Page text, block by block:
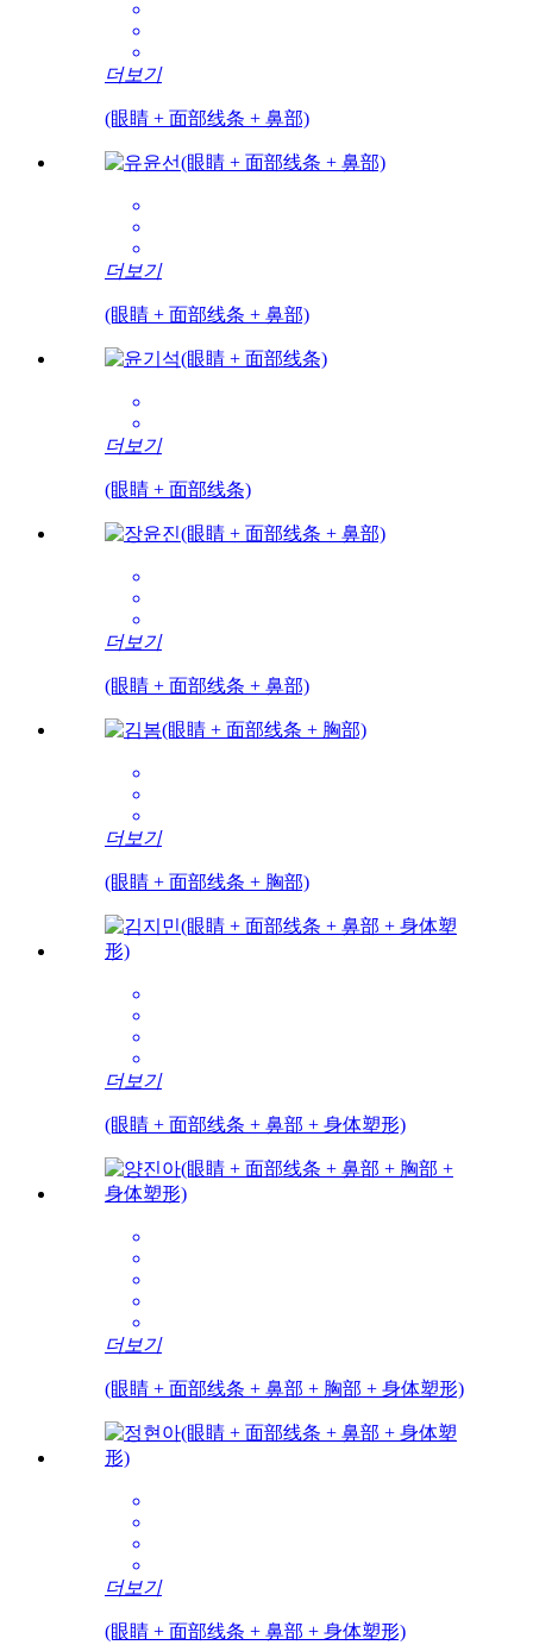
더보기
(眼睛 + 面部线条 + 鼻部)
더보기
(眼睛 + 面部线条 + 鼻部)
더보기
(眼睛 + 面部线条)
더보기
(眼睛 + 面部线条 + 鼻部)
더보기
(眼睛 + 面部线条 + 胸部)
더보기
(眼睛 + 面部线条 + 鼻部 + 身体塑形)
더보기
(眼睛 + 面部线条 + 鼻部 + 胸部 + 身体塑形)
더보기
(眼睛 + 面部线条 + 鼻部 + 身体塑形)